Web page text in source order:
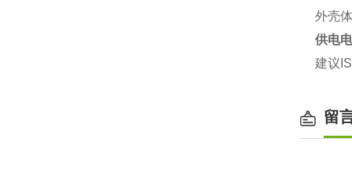
外壳
供电
建议
留